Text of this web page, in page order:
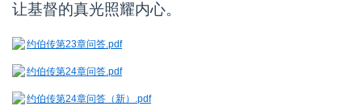
让基督的真光照耀内心。
约伯传第23章问答.pdf
约伯传第24章问答.pdf
约伯传第24章问答（新）.pdf